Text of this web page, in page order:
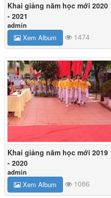
Khai giảng năm học mới 2020
- 2021
admin
Xem Album
1474
Khai giảng năm học mới 2019
- 2020
admin
Xem Album
1086